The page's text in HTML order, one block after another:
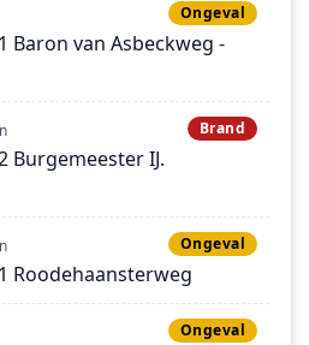
Ongeval
Baron van Asbeckweg -
Brand
Burgemeester IJ.
Ongeval
Roodehaansterweg
Ongeval